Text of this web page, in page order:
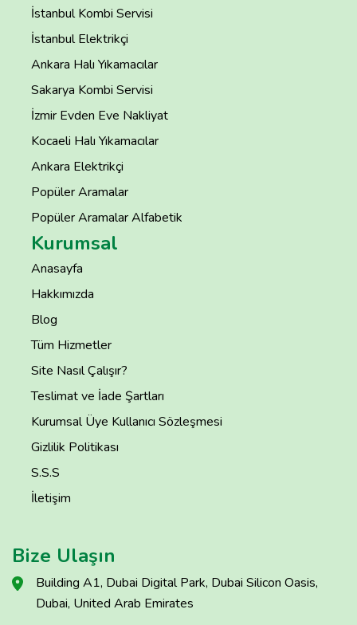
İstanbul Kombi Servisi
İstanbul Elektrikçi
Ankara Halı Yıkamacılar
Sakarya Kombi Servisi
İzmir Evden Eve Nakliyat
Kocaeli Halı Yıkamacılar
Ankara Elektrikçi
Popüler Aramalar
Popüler Aramalar Alfabetik
Kurumsal
Anasayfa
Hakkımızda
Blog
Tüm Hizmetler
Site Nasıl Çalışır?
Teslimat ve İade Şartları
Kurumsal Üye Kullanıcı Sözleşmesi
Gizlilik Politikası
S.S.S
İletişim
Bize Ulaşın
Building A1, Dubai Digital Park, Dubai Silicon Oasis,
Dubai, United Arab Emirates